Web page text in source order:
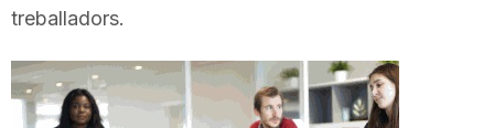
e
treballadors.